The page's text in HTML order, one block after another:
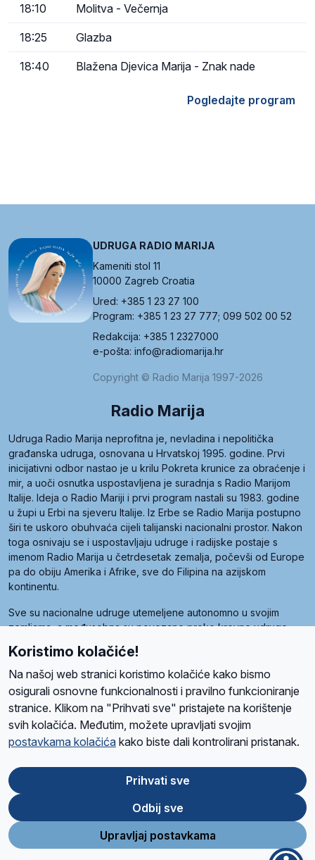
18:10 Molitva - Večernja
18:25 Glazba
18:40 Blažena Djevica Marija - Znak nade
Pogledajte program
UDRUGA RADIO MARIJA
Kameniti stol 11
10000 Zagreb Croatia
Ured: +385 1 23 27 100
Program: +385 1 23 27 777; 099 502 00 52
Redakcija: +385 1 2327000
e-pošta: info@radiomarija.hr
Copyright © Radio Marija 1997-2026
Radio Marija
Udruga Radio Marija neprofitna je, nevladina i nepolitička
građanska udruga, osnovana u Hrvatskoj 1995. godine. Prvi
inicijativni odbor nastao je u krilu Pokreta krunice za obraćenje i
mir, a uoči osnutka uspostavljena je suradnja s Radio Marijom
Italije. Ideja o Radio Mariji i prvi program nastali su 1983. godine
u župi u Erbi na sjeveru Italije. Iz Erbe se Radio Marija postupno
širi te uskoro obuhvaća cijeli talijanski nacionalni prostor. Nakon
toga osnivaju se i uspostavljaju udruge i radijske postaje s
imenom Radio Marija u četrdesetak zemalja, počevši od Europe
pa do obiju Amerika i Afrike, sve do Filipina na azijskom
kontinentu.
Sve su nacionalne udruge utemeljene autonomno u svojim
zemljama, a međusobna su povezane preko krovne udruge
Radio Maria). Svjetsku obitelj utemeljilo je sedam članica, među
kojima je i hrvatska Udruga Radio Marija.
O namaRadio ProgramVolonteriPrijateljiKontaktPravila privatnosti
Ova stranica je zaštićena Google reCAPTCHA sustavom
Store
Google
Play
Koristimo kolačiće!
Na našoj web stranici koristimo kolačiće kako bismo
osigurali osnovne funkcionalnosti i pravilno funkcioniranje
stranice. Klikom na "Prihvati sve" pristajete na korištenje
svih kolačića. Međutim, možete upravljati svojim
postavkama kolačića kako biste dali kontrolirani pristanak.
Prihvati sve
Odbij sve
Upravljaj postavkama